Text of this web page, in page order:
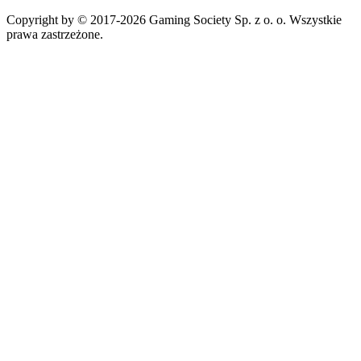
Copyright by © 2017-2026 Gaming Society Sp. z o. o. Wszystkie
prawa zastrzeżone.